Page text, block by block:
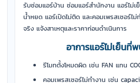
รับซ่อมแอร์บ้าน ซ่อมแอร์สำนักงาน แอร์ไม่
น้ำหยด แอร์เปิดไม่ติด และคอมเพรสเซอร์ไม่
จริง แจ้งสาเหตุและราคาก่อนดำเนินการ
อาการแอร์ไม่เย็นที่
รีโมทตั้งโหมดผิด เช่น FAN แทน
คอมเพรสเซอร์ไม่ทำงาน เช่น